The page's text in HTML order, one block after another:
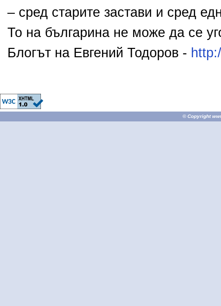
– сред старите застави и сред
То на българина не може да се
Блогът на Евгений Тодоров -
© Copyright